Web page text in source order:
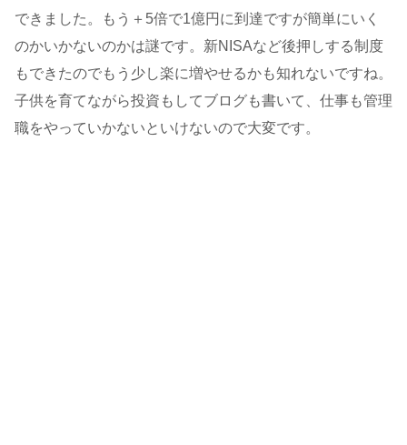
できました。もう＋5倍で1億円に到達ですが簡単にいく
のかいかないのかは謎です。新NISAなど後押しする制度
もできたのでもう少し楽に増やせるかも知れないですね。
子供を育てながら投資もしてブログも書いて、仕事も管理
職をやっていかないといけないので大変です。